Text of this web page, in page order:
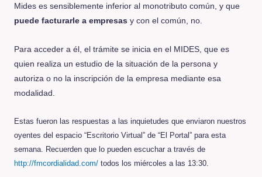
Mides es sensiblemente inferior al monotributo común, y que
puede facturarle a empresas y con el común, no.
Para acceder a él, el trámite se inicia en el MIDES, que es
quien realiza un estudio de la situación de la persona y
autoriza o no la inscripción de la empresa mediante esa
modalidad.
Estas fueron las respuestas a las inquietudes que enviaron nuestros
oyentes del espacio “Escritorio Virtual” de “El Portal” para esta
semana. Recuerden que lo pueden escuchar a través de
http://fmcordialidad.com/ todos los miércoles a las 13:30.